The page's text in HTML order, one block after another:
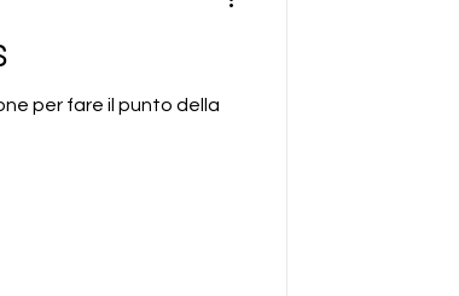
per fare il punto della